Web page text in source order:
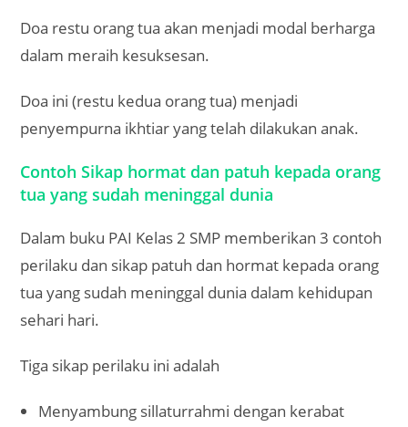
Doa restu orang tua akan menjadi modal berharga
dalam meraih kesuksesan.
Doa ini (restu kedua orang tua) menjadi
penyempurna ikhtiar yang telah dilakukan anak.
Contoh Sikap hormat dan patuh kepada orang
tua yang sudah meninggal dunia
Dalam buku PAI Kelas 2 SMP memberikan 3 contoh
perilaku dan sikap patuh dan hormat kepada orang
tua yang sudah meninggal dunia dalam kehidupan
sehari hari.
Tiga sikap perilaku ini adalah
Menyambung sillaturrahmi dengan kerabat